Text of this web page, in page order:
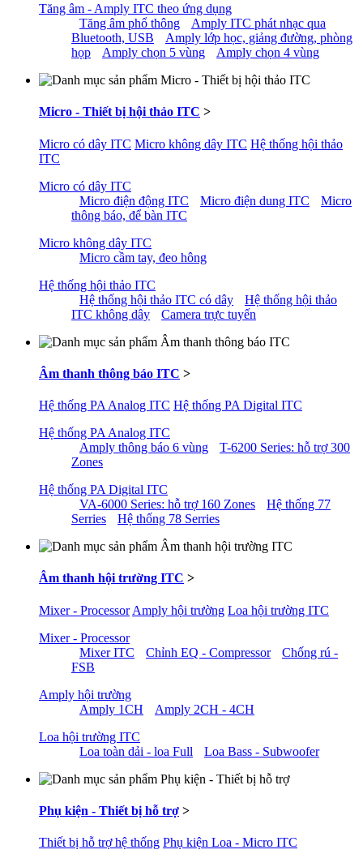
Tăng âm - Amply ITC theo ứng dụng
Tăng âm phổ thông
Amply ITC phát nhạc qua
Bluetooth, USB
Amply lớp học, giảng đường, phòng
họp
Amply chọn 5 vùng Amply chọn 4 vùng
Micro - Thiết bị hội thảo ITC >
Micro có dây ITC Micro không dây ITC Hệ thống hội thảo
ITC
Micro có dây ITC
Micro điện động ITC
Micro điện dung ITC
Micro
thông báo, để bàn ITC
Micro không dây ITC
Micro cầm tay, đeo hông
Hệ thống hội thảo ITC
Hệ thống hội thảo ITC có dây
Hệ thống hội thảo
ITC không dây
Camera trực tuyến
Âm thanh thông báo ITC >
Hệ thống PA Analog ITC Hệ thống PA Digital ITC
Hệ thống PA Analog ITC
Amply thông báo 6 vùng
T-6200 Series: hỗ trợ 300
Zones
Hệ thống PA Digital ITC
VA-6000 Series: hỗ trợ 160 Zones
Hệ thống 77
Serries
Hệ thống 78 Serries
Âm thanh hội trường ITC >
Mixer - Processor Amply hội trường Loa hội trường ITC
Mixer - Processor
Mixer ITC
Chỉnh EQ - Compressor
Chống rú -
FSB
Amply hội trường
Amply 1CH
Amply 2CH - 4CH
Loa hội trường ITC
Loa toàn dải - loa Full
Loa Bass - Subwoofer
Phụ kiện - Thiết bị hỗ trợ >
Thiết bị hỗ trợ hệ thống Phụ kiện Loa - Micro ITC